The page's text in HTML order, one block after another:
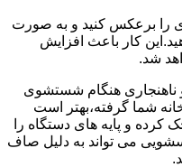
را برعکس کنید و به صورت
کار باعث افزایش
شد.
هنگام شستشوی
شما گرفته،بهتر است
و پایه های دستگاه را
می تواند به دلیل صاف